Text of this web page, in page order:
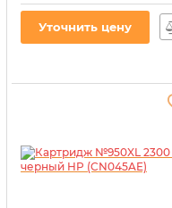
Артикул:CI-HP-F6U14AE-Y
Уточнить цену